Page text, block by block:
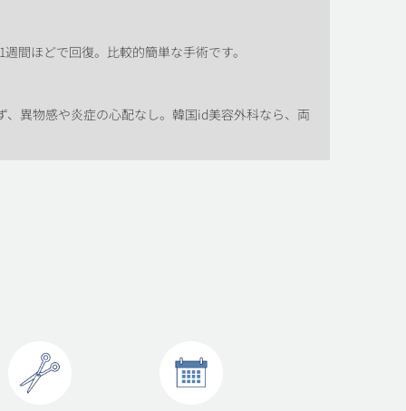
間ほどで回復。比較的簡単な手術です。
異物感や炎症の心配なし。韓国id美容外科なら、両